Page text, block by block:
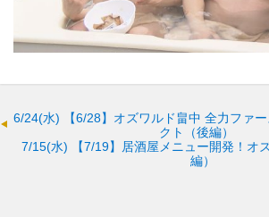
6/24(水)
【6/28】オズワルド畠中 全力ファ
クト（後編）
7/15(水)
【7/19】居酒屋メニュー開発！オ
編）